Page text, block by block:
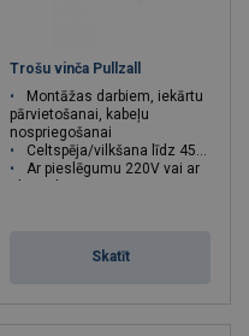
Trošu vinča Pullzall
Montāžas darbiem, iekārtu
pārvietošanai, kabeļu
nospriegošanai
Celtspēja/vilkšana līdz 454 kg
Ar pieslēgumu 220V vai ar
Skatīt